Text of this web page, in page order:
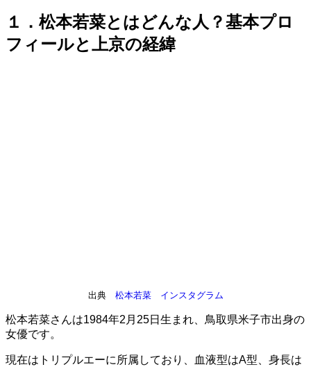
１．松本若菜とはどんな人？基本プロ
フィールと上京の経緯
出典 松本若菜 インスタグラム
松本若菜さんは1984年2月25日生まれ、鳥取県米子市出身の
女優です。
現在はトリプルエーに所属しており、血液型はA型、身長は